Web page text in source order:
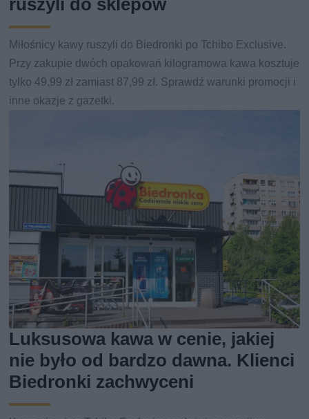
Miłośnicy kawy ruszyli do Biedronki po Tchibo Exclusive.
Przy zakupie dwóch opakowań kilogramowa kawa kosztuje
tylko 49,99 zł zamiast 87,99 zł. Sprawdź warunki promocji i
inne okazje z gazetki.
Luksusowa kawa w cenie, jakiej
nie było od bardzo dawna. Klienci
Biedronki zachwyceni